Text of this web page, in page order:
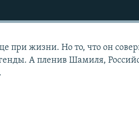
при жизни. Но то, что он
А пленив Шамиля,